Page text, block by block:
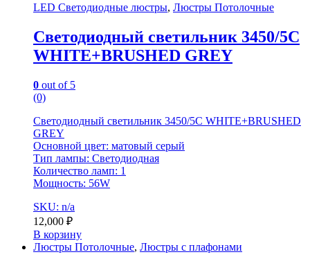
LED Светодиодные люстры, Люстры Потолочные
Светодиодный светильник 3450/5C
WHITE+BRUSHED GREY
0 out of 5
(0)
Светодиодный светильник 3450/5C WHITE+BRUSHED
GREY
Основной цвет: матовый серый
Тип лампы: Светодиодная
Количество ламп: 1
Мощность: 56W
SKU: n/a
12,000 ₽
В корзину
Люстры Потолочные, Люстры с плафонами